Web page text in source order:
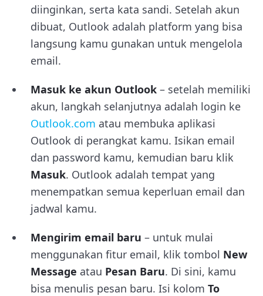
diinginkan, serta kata sandi. Setelah akun
dibuat, Outlook adalah platform yang bisa
langsung kamu gunakan untuk mengelola
email.
Masuk ke akun Outlook – setelah memiliki
akun, langkah selanjutnya adalah login ke
Outlook.com atau membuka aplikasi
Outlook di perangkat kamu. Isikan email
dan password kamu, kemudian baru klik
Masuk. Outlook adalah tempat yang
menempatkan semua keperluan email dan
jadwal kamu.
Mengirim email baru – untuk mulai
menggunakan fitur email, klik tombol New
Message atau Pesan Baru. Di sini, kamu
bisa menulis pesan baru. Isi kolom To